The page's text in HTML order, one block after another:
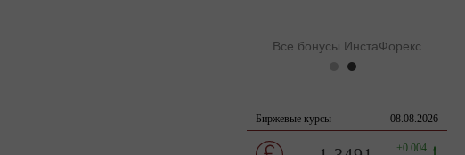
Все бонусы ИнстаФорекс